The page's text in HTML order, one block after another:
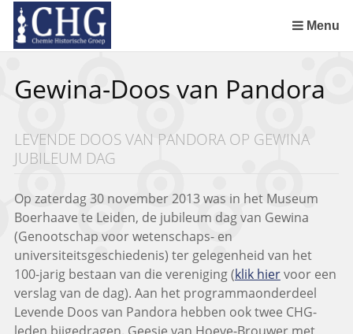
links
over
naar
de
Spring
naar
menu
Menu
Gewina-Doos van Pandora
LEVENDE DOOS VAN PANDORA OP GEWINA
JUBILEUM DAG
Op zaterdag 30 november 2013 was in het Museum
Boerhaave te Leiden, de jubileum dag van Gewina
(Genootschap voor wetenschaps- en
universiteitsgeschiedenis) ter gelegenheid van het
100-jarig bestaan van die vereniging (klik hiervoor een
verslag van de dag). Aan het programmaonderdeel
Levende Doos van Pandora hebben ook twee CHG-